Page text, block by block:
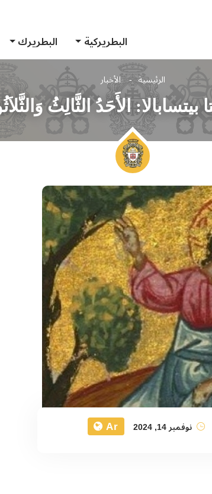
البطريركية
البطريرك
الرئيسية الأخبار
بيتسابالا: الأَحَدُ الثَّالِثُ
نوفمبر 14, 2024 Ar